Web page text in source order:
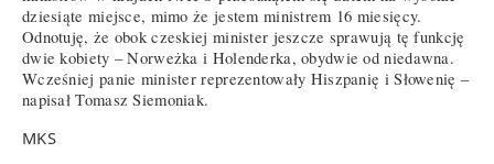
dziesiąte miejsce, mimo że jestem ministrem 16 miesięcy.
Odnotuję, że obok czeskiej minister jeszcze sprawują tę funkcję
dwie kobiety – Norweżka i Holenderka, obydwie od niedawna.
Wcześniej panie minister reprezentowały Hiszpanię i Słowenię –
napisał Tomasz Siemoniak.
MKS